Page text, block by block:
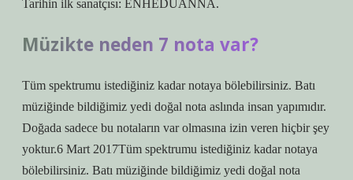
Tarihin ilk sanatçısı: ENHEDUANNA.
Müzikte neden 7 nota var?
Tüm spektrumu istediğiniz kadar notaya bölebilirsiniz. Batı
müziğinde bildiğimiz yedi doğal nota aslında insan yapımıdır.
Doğada sadece bu notaların var olmasına izin veren hiçbir şey
yoktur.6 Mart 2017Tüm spektrumu istediğiniz kadar notaya
bölebilirsiniz. Batı müziğinde bildiğimiz yedi doğal nota